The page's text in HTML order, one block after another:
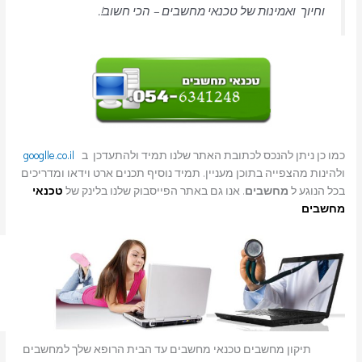
וחיוך ואמינות של טכנאי מחשבים – הכי חשוב!.
כמו כן ניתן להנכס לכתובת האתר שלנו תמיד ולהתעדכן בgooglle.co.il
ולהינות מהצפייה בתוכן מעניין. תמיד נוסיף תכנים ארט וידאו ומדריכים
בכל הנוגע למחשבים. אנו גם באתר הפייסבוק שלנו בלינק שלטכנאי
מחשבים
תיקון מחשבים טכנאי מחשבים עד הבית הרופא שלך למחשבים